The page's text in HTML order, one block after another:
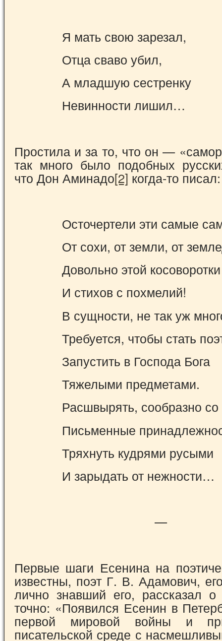
Я мать свою зарезал,
Отца сваво убил,
А младшую сестренку
Невинности лишил…
Простила и за то, что он —
так много было подобных
что Дон Аминадо[2]когда-то писал:
Осточертели эти самые
От сохи, от земли, от
Довольно этой
И стихов с похмелий!
В сущности, не так уж
Требуется, чтобы стать
Запустить в Господа Бога
Тяжелыми предметами.
Расшвырять, сообразно
Письменные
Тряхнуть кудрями русыми
И зарыдать от нежности…
—
Первые шаги Есенина на
извест­ны, поэт Г. В. Адамович,
лично знавший его, рассказал
точно: «Появился Есенин в
первой мировой войны и
писательской среде с